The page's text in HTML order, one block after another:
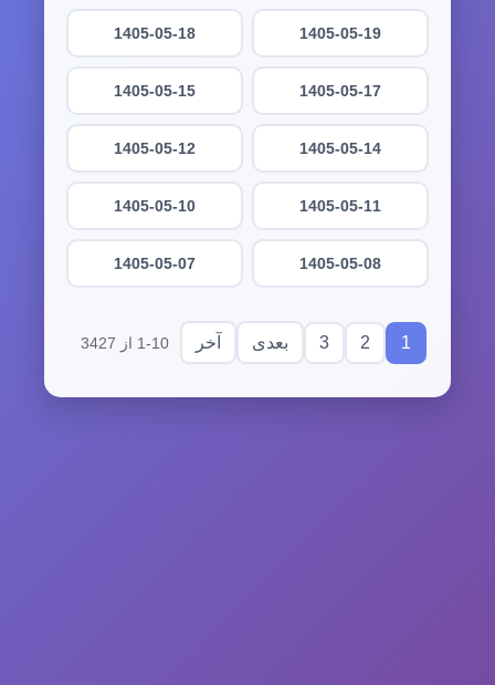
1405-05-19
1405-05-18
1405-05-17
1405-05-15
1405-05-14
1405-05-12
1405-05-11
1405-05-10
1405-05-08
1405-05-07
1
2
3 بعدی آخر 1-10 از 3427